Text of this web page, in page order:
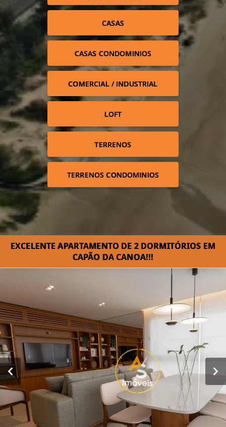
CASAS
CASAS CONDOMINIOS
COMERCIAL / INDUSTRIAL
LOFT
TERRENOS
TERRENOS CONDOMINIOS
EXCELENTE APARTAMENTO DE 2 DORMITÓRIOS EM
CAPÃO DA CANOA!!!